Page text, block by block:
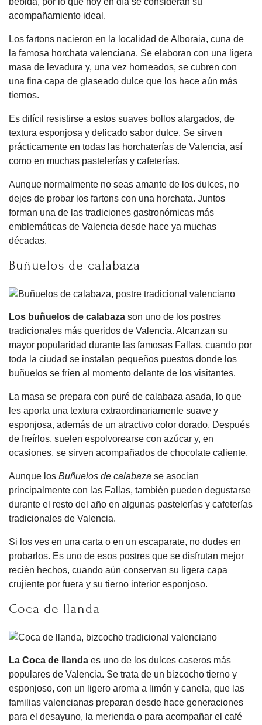
acompañamiento ideal.
Los fartons nacieron en la localidad de Alboraia, cuna de
la famosa horchata valenciana. Se elaboran con una ligera
masa de levadura y, una vez horneados, se cubren con
una fina capa de glaseado dulce que los hace aún más
tiernos.
Es difícil resistirse a estos suaves bollos alargados, de
textura esponjosa y delicado sabor dulce. Se sirven
prácticamente en todas las horchaterías de Valencia, así
como en muchas pastelerías y cafeterías.
Aunque normalmente no seas amante de los dulces, no
dejes de probar los fartons con una horchata. Juntos
forman una de las tradiciones gastronómicas más
emblemáticas de Valencia desde hace ya muchas
décadas.
Buñuelos de calabaza
Los buñuelos de calabaza son uno de los postres
tradicionales más queridos de Valencia. Alcanzan su
mayor popularidad durante las famosas Fallas, cuando por
toda la ciudad se instalan pequeños puestos donde los
buñuelos se fríen al momento delante de los visitantes.
La masa se prepara con puré de calabaza asada, lo que
les aporta una textura extraordinariamente suave y
esponjosa, además de un atractivo color dorado. Después
de freírlos, suelen espolvorearse con azúcar y, en
ocasiones, se sirven acompañados de chocolate caliente.
Aunque los Buñuelos de calabaza se asocian
principalmente con las Fallas, también pueden degustarse
durante el resto del año en algunas pastelerías y cafeterías
tradicionales de Valencia.
Si los ves en una carta o en un escaparate, no dudes en
probarlos. Es uno de esos postres que se disfrutan mejor
recién hechos, cuando aún conservan su ligera capa
crujiente por fuera y su tierno interior esponjoso.
Coca de llanda
La Coca de llanda es uno de los dulces caseros más
populares de Valencia. Se trata de un bizcocho tierno y
esponjoso, con un ligero aroma a limón y canela, que las
familias valencianas preparan desde hace generaciones
para el desayuno, la merienda o para acompañar el café